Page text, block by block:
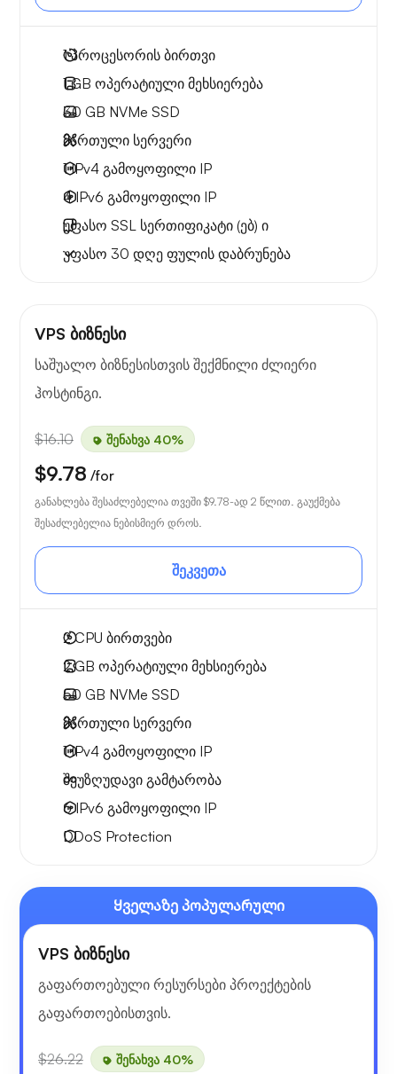
1პროცესორის ბირთვი
1 GB ოპერატიული მეხსიერება
30 GB NVMe SSD
მართული სერვერი
1 IPv4 გამოყოფილი IP
4 IPv6 გამოყოფილი IP
უფასო SSL სერთიფიკატი (ებ) ი
უფასო 30 დღე ფულის დაბრუნება
VPS ბიზნესი
საშუალო ბიზნესისთვის შექმნილი ძლიერი
ჰოსტინგი.
$16.10 შენახვა 40%
$9.78 /for
განახლება შესაძლებელია თვეში $9.78-ად 2 წლით. გაუქმება
შესაძლებელია ნებისმიერ დროს.
შეკვეთა
2CPU ბირთვები
2 GB ოპერატიული მეხსიერება
50 GB NVMe SSD
მართული სერვერი
1 IPv4 გამოყოფილი IP
შეუზღუდავი გამტარობა
6 IPv6 გამოყოფილი IP
DDoS Protection
Ყველაზე პოპულარული
VPS ბიზნესი
გაფართოებული რესურსები პროექტების
გაფართოებისთვის.
$26.22 შენახვა 40%